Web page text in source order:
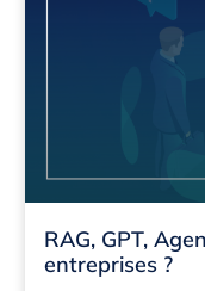
RAG, GPT,
entreprises ?